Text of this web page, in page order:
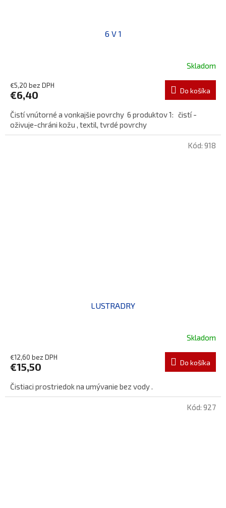
6 V 1
Skladom
€5,20 bez DPH
€6,40 Do košíka
Čistí vnútorné a vonkajšie povrchy 6 produktov 1: čistí -
oživuje-chráni kožu , textil, tvrdé povrchy
LUSTRADRY
Skladom
€12,60 bez DPH
€15,50 Do košíka
Čistiaci prostriedok na umývanie bez vody .
Kód: 918
Kód: 927